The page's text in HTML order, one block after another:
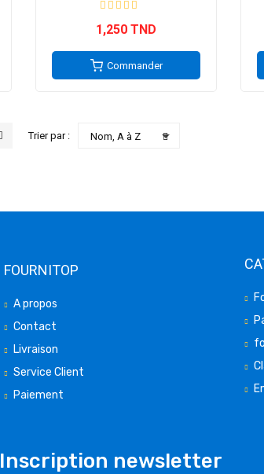
1,250 TND
Commander
Trier par : Nom, A à Z 
FOURNITOP
A propos
Contact
Livraison
Service Client
Paiement
Inscription newsletter